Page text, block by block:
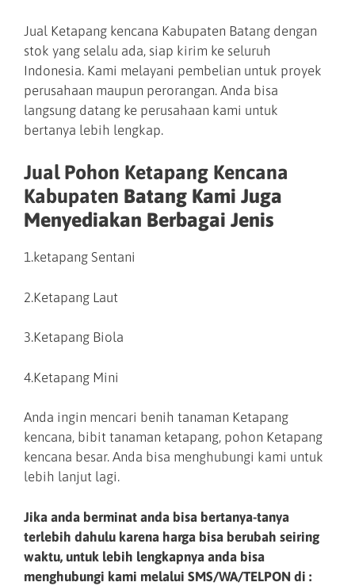
Jual Ketapang kencana Kabupaten Batang dengan
stok yang selalu ada, siap kirim ke seluruh
Indonesia. Kami melayani pembelian untuk proyek
perusahaan maupun perorangan. Anda bisa
langsung datang ke perusahaan kami untuk
bertanya lebih lengkap.
Jual Pohon Ketapang Kencana
Kabupaten Batang Kami Juga
Menyediakan Berbagai Jenis
1.ketapang Sentani
2.Ketapang Laut
3.Ketapang Biola
4.Ketapang Mini
Anda ingin mencari benih tanaman Ketapang
kencana, bibit tanaman ketapang, pohon Ketapang
kencana besar. Anda bisa menghubungi kami untuk
lebih lanjut lagi.
Jika anda berminat anda bisa bertanya-tanya
terlebih dahulu karena harga bisa berubah seiring
waktu, untuk lebih lengkapnya anda bisa
menghubungi kami melalui SMS/WA/TELPON di :